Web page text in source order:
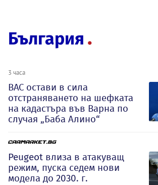
България
3 часа
ВАС остави в сила
отстраняването на шефката
на кадастъра във Варна по
случая „Баба Алино“
Peugeot влиза в атакуващ
режим, пуска седем нови
модела до 2030. г.